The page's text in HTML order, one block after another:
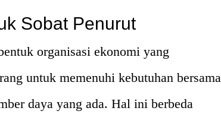
Sobat Penurut
organisasi ekonomi yang
untuk memenuhi kebutuhan bersama
daya yang ada. Hal ini berbeda